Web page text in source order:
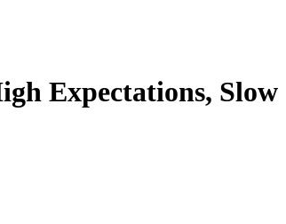
Expectations, Slow